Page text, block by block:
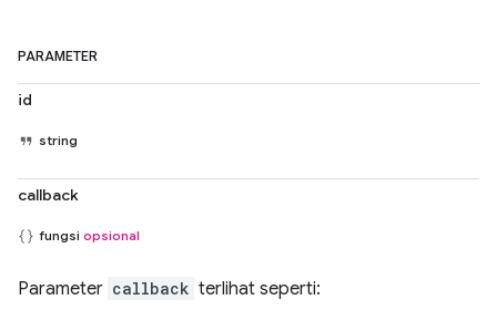
PARAMETER
id
string
callback
fungsi opsional
Parameter callback terlihat seperti: